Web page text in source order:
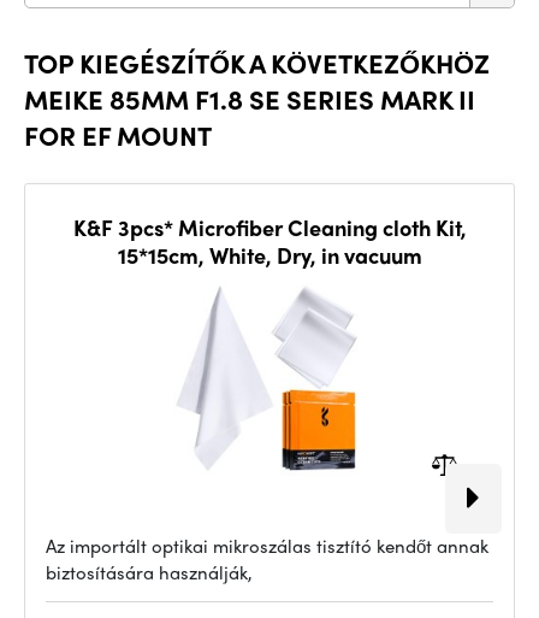
TOP KIEGÉSZÍTŐK A KÖVETKEZŐKHÖZ
MEIKE 85MM F1.8 SE SERIES MARK II
FOR EF MOUNT
K&F 3pcs* Microfiber Cleaning cloth Kit,
15*15cm, White, Dry, in vacuum
Az importált optikai mikroszálas tisztító kendőt annak
biztosítására használják,